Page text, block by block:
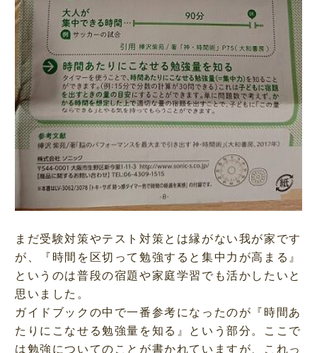
まだ受験対策やテスト対策とは縁がない我が家です
が、『時間を区切って勉強すると集中力が高まる』
というのは普段の宿題や家庭学習でも活かしたいと
思いました。
ガイドブックの中で一番参考になったのが『時間あ
たりにこなせる勉強量を知る 』という部分。ここで
は勉強についてのことが書かれていますが、これっ